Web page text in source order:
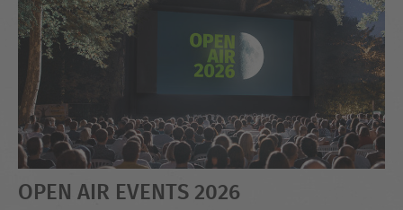
OPEN AIR EVENTS 2026